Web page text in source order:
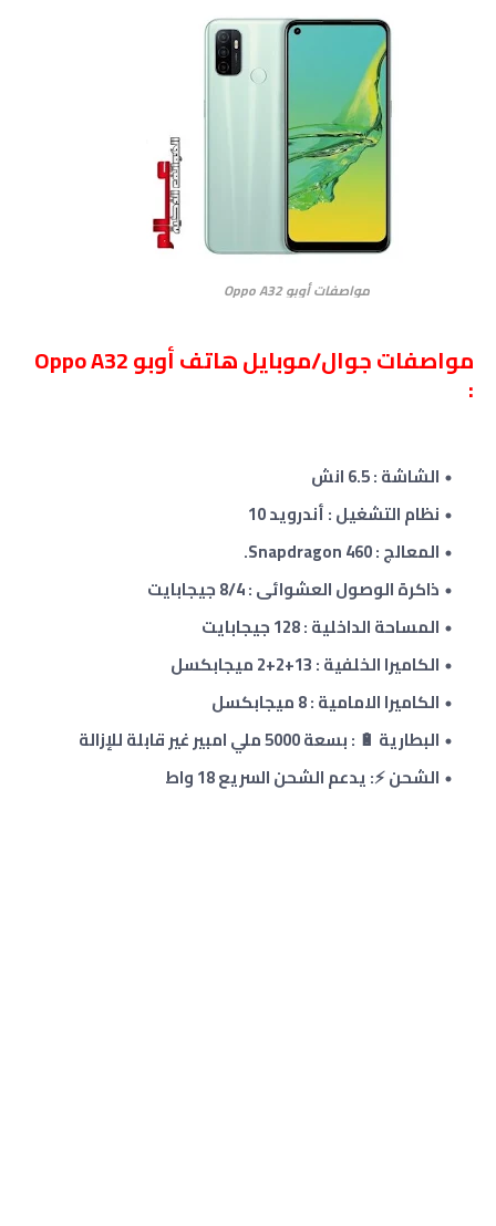
مواصفات أوبو Oppo A32
مواصفات جوال/موبايل هاتف أوبو Oppo A32
:
الشاشة : 6.5 انش
نظام التشغيل : أندرويد 10
المعالج : Snapdragon 460.
ذاكرة الوصول العشوائى :8/4جيجابايت
المساحة الداخلية : 128 جيجابايت
الكاميرا الخلفية : 13+2+2 ميجابكسل
الكاميرا الامامية : 8 ميجابكسل
البطارية 🔋 : بسعة 5000 ملي امبير غير قابلة للإزالة
الشحن ⚡: يدعم الشحن السريع18 واط